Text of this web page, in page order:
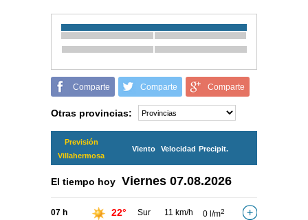
Comparte Comparte Comparte
Otras provincias:
Previsión
Villahermosa
Viento Velocidad Precipit.
El tiempo hoy Viernes 07.08.2026
07 h 22° Sur 11 km/h 0 l/m2